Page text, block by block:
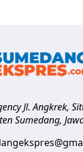
Jl. Angkrek,
Sumedang,